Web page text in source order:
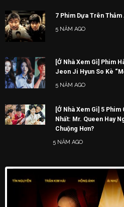
7 Phim Dựa Trên
5 NĂM AGO
[Ở Nhà Xem Gì] Phim
Jeon Ji Hyun So Kè
5 NĂM AGO
[Ở Nhà Xem Gì] 5
Nhất: Mr. Queen Hay
Chuộng Hơn?
5 NĂM AGO